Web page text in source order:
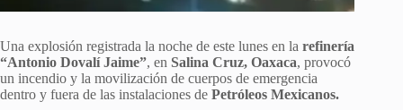
Una explosión registrada la noche de este lunes en la refinería
“Antonio Dovalí Jaime”, en Salina Cruz, Oaxaca, provocó
un incendio y la movilización de cuerpos de emergencia
dentro y fuera de las instalaciones de Petróleos Mexicanos.